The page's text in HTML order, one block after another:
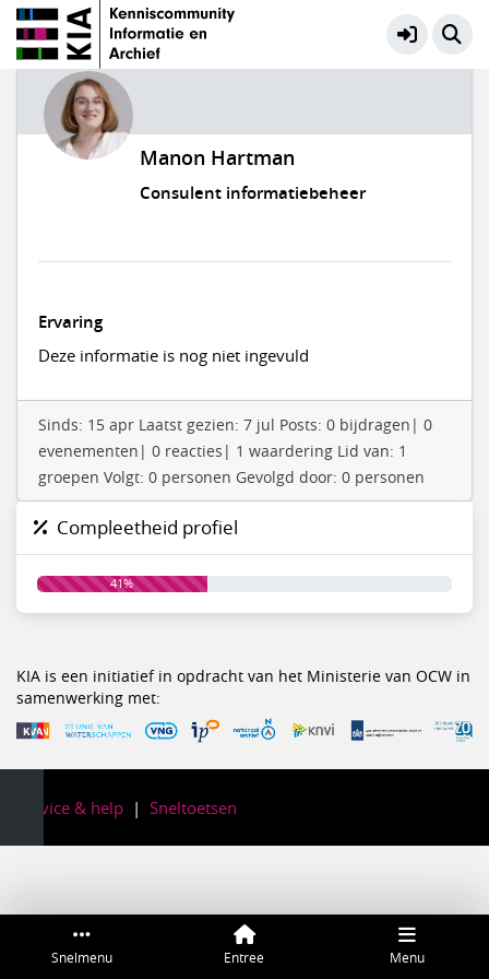
Snelmenu Entree Menu
Manon Hartman
Consulent informatiebeheer
Ervaring
Deze informatie is nog niet ingevuld
Sinds: 15 apr Laatst gezien: 7 jul Posts: 0 bijdragen| 0
evenementen| 0 reacties| 1 waardering Lid van: 1
groepen Volgt: 0 personen Gevolgd door: 0 personen
Compleetheid profiel
41%
KIA is een initiatief in opdracht van het Ministerie van OCW in
samenwerking met:
Service & help Sneltoetsen